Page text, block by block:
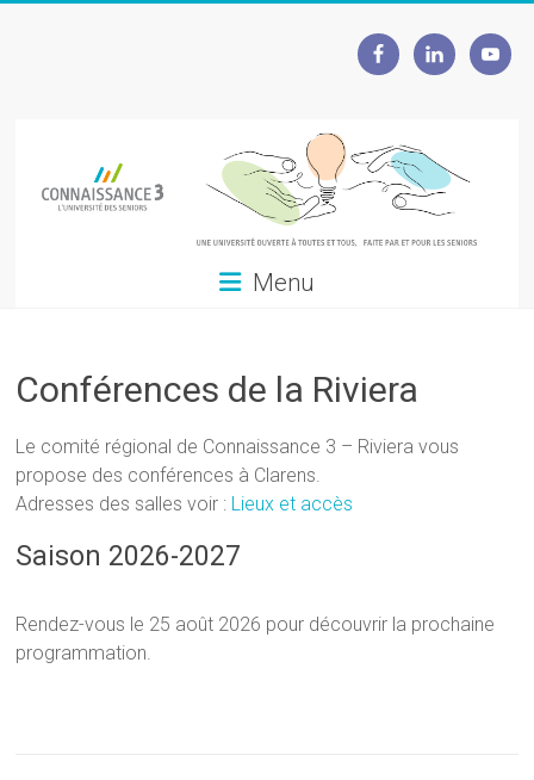
seniors
Menu
Conférences de la Riviera
Le comité régional de Connaissance 3 – Riviera vous
propose des conférences à Clarens.
Adresses des salles voir : Lieux et accès
Saison 2026-2027
Rendez-vous le 25 août 2026 pour découvrir la prochaine
programmation.